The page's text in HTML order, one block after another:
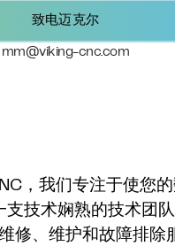
致电迈克尔
mm@viking-cnc.com
，我们专注于使您
支技术娴熟的技术团
修、维护和故障排除